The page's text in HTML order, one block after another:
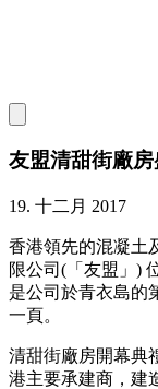
友盟清甜街廠
19. 十二月 2017
香港領先的混凝土
限公司(「友盟」)
是公司於青衣島的
一頁。
清甜街廠房開幕典
港主要承建商，建